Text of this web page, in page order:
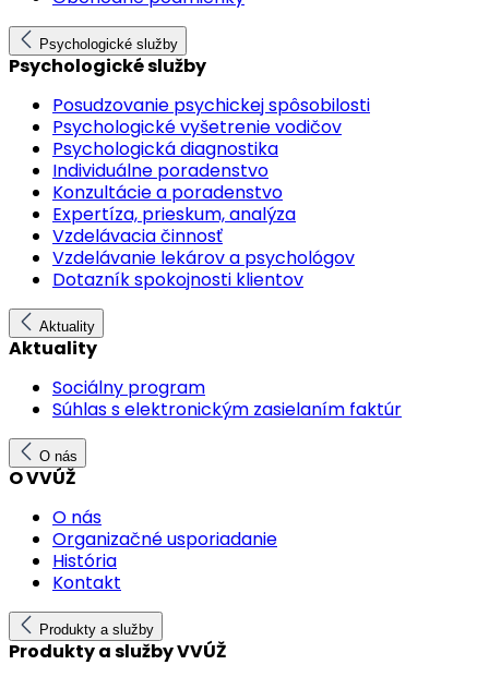
Psychologické služby
Psychologické služby
Posudzovanie psychickej spôsobilosti
Psychologické vyšetrenie vodičov
Psychologická diagnostika
Individuálne poradenstvo
Konzultácie a poradenstvo
Expertíza, prieskum, analýza
Vzdelávacia činnosť
Vzdelávanie lekárov a psychológov
Dotazník spokojnosti klientov
Aktuality
Aktuality
Sociálny program
Súhlas s elektronickým zasielaním faktúr
O nás
O VVÚŽ
O nás
Organizačné usporiadanie
História
Kontakt
Produkty a služby
Produkty a služby VVÚŽ